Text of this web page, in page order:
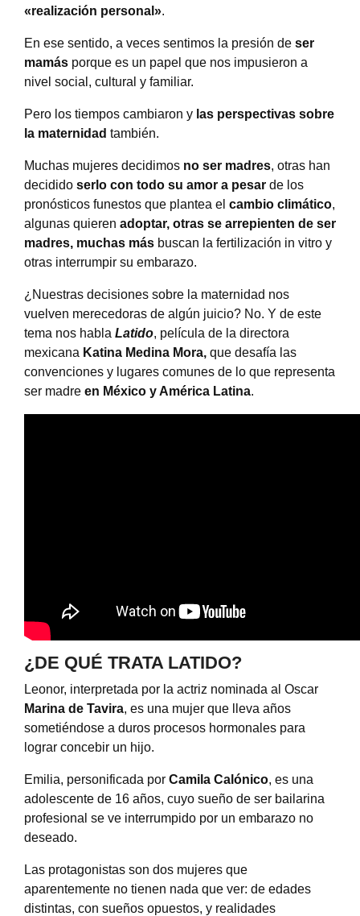
«realización personal».
En ese sentido, a veces sentimos la presión de ser
mamás porque es un papel que nos impusieron a
nivel social, cultural y familiar.
Pero los tiempos cambiaron y las perspectivas sobre
la maternidad también.
Muchas mujeres decidimos no ser madres, otras han
decidido serlo con todo su amor a pesar de los
pronósticos funestos que plantea el cambio climático,
algunas quieren adoptar, otras se arrepienten de ser
madres, muchas más buscan la fertilización in vitro y
otras interrumpir su embarazo.
¿Nuestras decisiones sobre la maternidad nos
vuelven merecedoras de algún juicio? No. Y de este
tema nos habla Latido, película de la directora
mexicana Katina Medina Mora, que desafía las
convenciones y lugares comunes de lo que representa
ser madre en México y América Latina.
¿DE QUÉ TRATA LATIDO?
Leonor, interpretada por la actriz nominada al Oscar
Marina de Tavira, es una mujer que lleva años
sometiéndose a duros procesos hormonales para
lograr concebir un hijo.
Emilia, personificada por Camila Calónico, es una
adolescente de 16 años, cuyo sueño de ser bailarina
profesional se ve interrumpido por un embarazo no
deseado.
Las protagonistas son dos mujeres que
aparentemente no tienen nada que ver: de edades
distintas, con sueños opuestos, y realidades